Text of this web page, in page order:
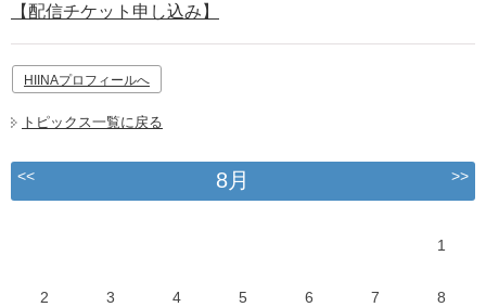
【配信チケット申し込み】
HIINAプロフィールへ
トピックス一覧に戻る
<< 8月 >>
1
2 3 4 5 6 7 8